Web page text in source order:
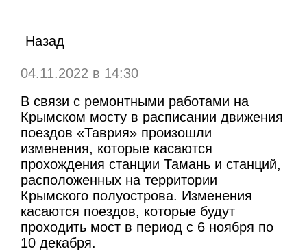
Назад
04.11.2022 в 14:30
В связи с ремонтными работами на
Крымском мосту в расписании движения
поездов «Таврия» произошли
изменения, которые касаются
прохождения станции Тамань и станций,
расположенных на территории
Крымского полуострова. Изменения
касаются поездов, которые будут
проходить мост в период с 6 ноября по
10 декабря.